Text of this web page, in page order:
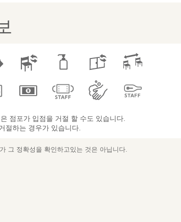
점포가 입점을 거절 할 수도 있습니다.
절하는 경우가 있습니다.
그 정확성을 확인하고있는 것은 아닙니다.